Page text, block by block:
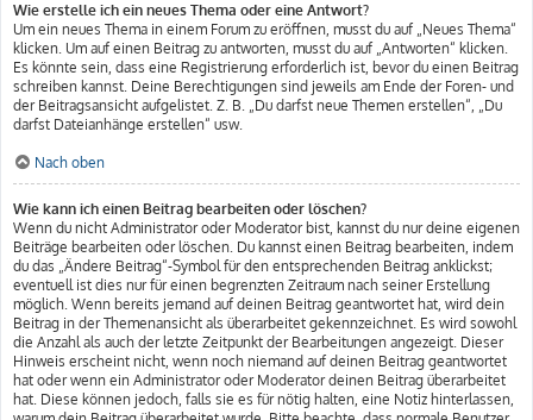
Wie erstelle ich ein neues Thema oder eine Antwort?
Um ein neues Thema in einem Forum zu eröffnen, musst du auf „Neues Thema“
klicken. Um auf einen Beitrag zu antworten, musst du auf „Antworten“ klicken.
Es könnte sein, dass eine Registrierung erforderlich ist, bevor du einen Beitrag
schreiben kannst. Deine Berechtigungen sind jeweils am Ende der Foren- und
der Beitragsansicht aufgelistet. Z. B. „Du darfst neue Themen erstellen“, „Du
darfst Dateianhänge erstellen“ usw.
Nach oben
Wie kann ich einen Beitrag bearbeiten oder löschen?
Wenn du nicht Administrator oder Moderator bist, kannst du nur deine eigenen
Beiträge bearbeiten oder löschen. Du kannst einen Beitrag bearbeiten, indem
du das „Ändere Beitrag“-Symbol für den entsprechenden Beitrag anklickst;
eventuell ist dies nur für einen begrenzten Zeitraum nach seiner Erstellung
möglich. Wenn bereits jemand auf deinen Beitrag geantwortet hat, wird dein
Beitrag in der Themenansicht als überarbeitet gekennzeichnet. Es wird sowohl
die Anzahl als auch der letzte Zeitpunkt der Bearbeitungen angezeigt. Dieser
Hinweis erscheint nicht, wenn noch niemand auf deinen Beitrag geantwortet
hat oder wenn ein Administrator oder Moderator deinen Beitrag überarbeitet
hat. Diese können jedoch, falls sie es für nötig halten, eine Notiz hinterlassen,